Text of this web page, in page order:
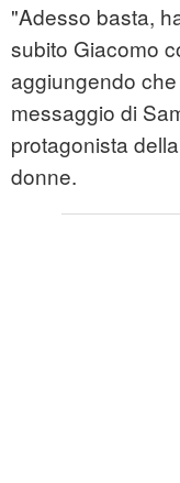
"Adesso basta,
subito Giacomo
aggiungendo
messaggio di
protagonista
donne.